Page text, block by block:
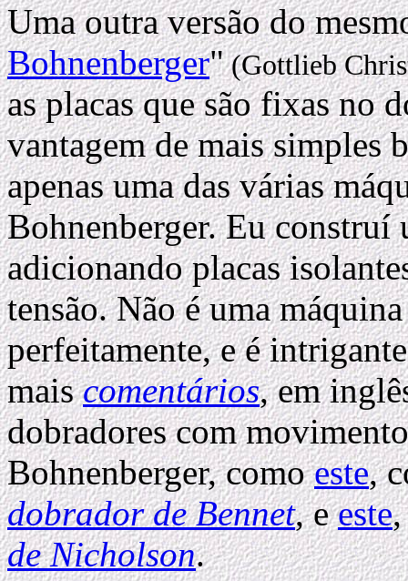
Uma outra versão do
Bohnenberger"(Gottlieb
as placas que são fixas no
vantagem de mais simples
apenas uma das várias
Bohnenberger. Eu construí
adicionando placas
tensão. Não é uma
perfeitamente, e é
maiscomentários, em
dobradores com
Bohnenberger, comoeste,
dobrador de Bennet, eeste
de Nicholson.